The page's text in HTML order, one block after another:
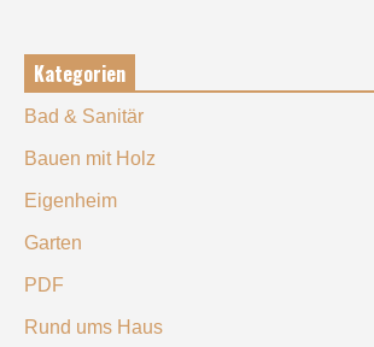
Kategorien
Bad & Sanitär
Bauen mit Holz
Eigenheim
Garten
PDF
Rund ums Haus